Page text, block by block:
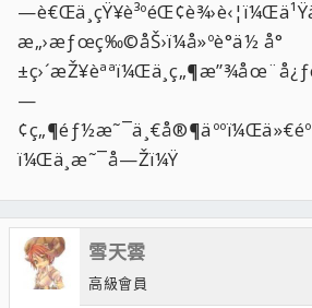
æ„›æƒœç‰©åŠ›ï¼å»ºè­°ä½ å°
—
ï¼Œä¸æ˜¯å—Žï¼Ÿ
雪天雲
高級會員